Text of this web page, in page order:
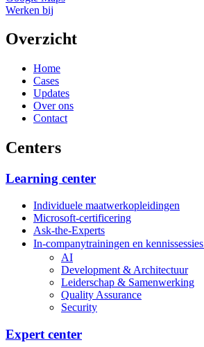
Werken bij
Overzicht
Home
Cases
Updates
Over ons
Contact
Centers
Learning center
Individuele maatwerkopleidingen
Microsoft-certificering
Ask-the-Experts
In-companytrainingen en kennissessies
AI
Development & Architectuur
Leiderschap & Samenwerking
Quality Assurance
Security
Expert center